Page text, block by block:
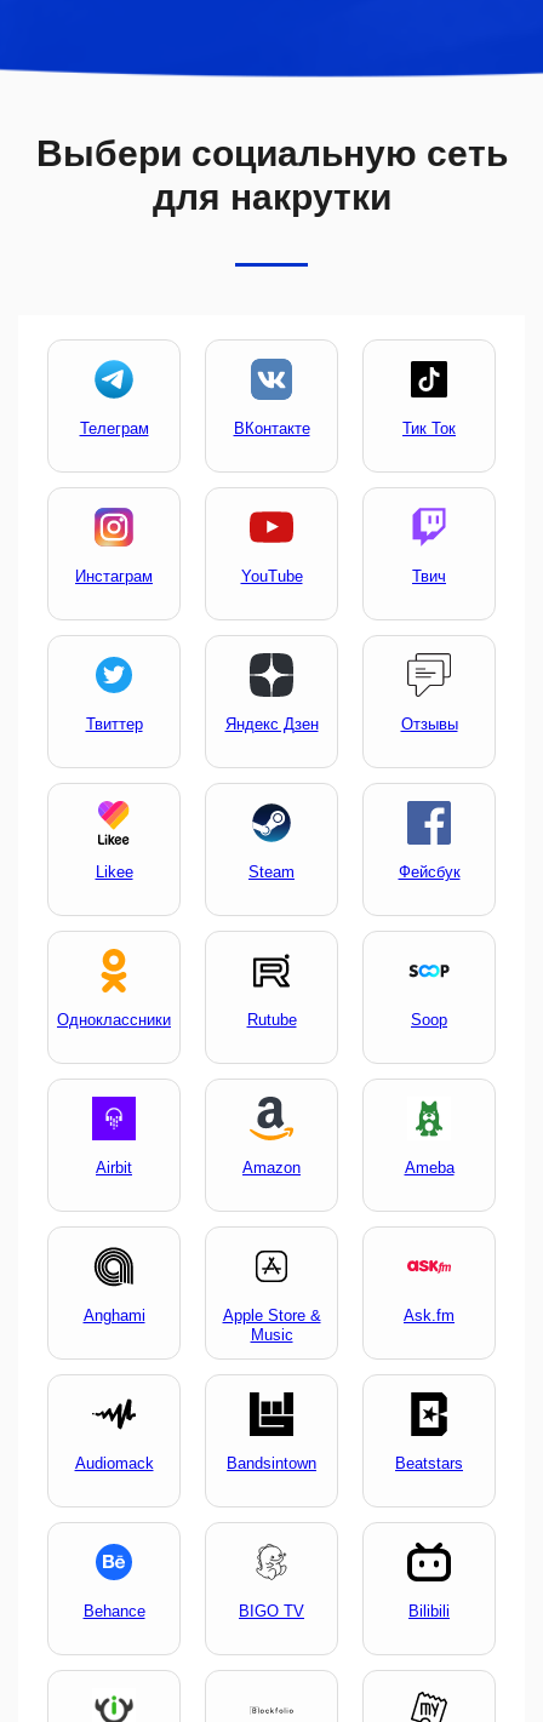
Выбери социальную сеть
для накрутки
Телеграм ВКонтакте Тик Ток
Инстаграм YouTube Твич
Твиттер Яндекс Дзен Отзывы
Likee Steam Фейсбук
Одноклассники Rutube Soop
Airbit Amazon Ameba
Anghami
Apple Store &
Music
Ask.fm
Audiomack Bandsintown Beatstars
Behance BIGO TV Bilibili